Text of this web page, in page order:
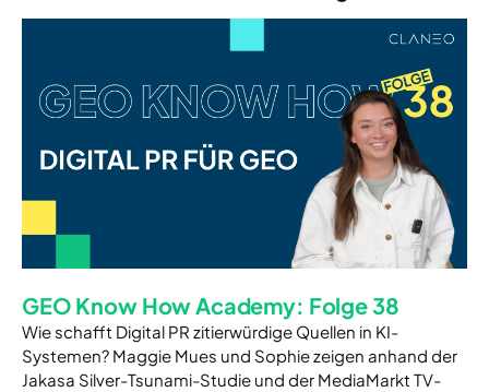
GEO Know How Academy: Folge 38
Wie schafft Digital PR zitierwürdige Quellen in KI-
Systemen? Maggie Mues und Sophie zeigen anhand der
Jakasa Silver-Tsunami-Studie und der MediaMarkt TV-